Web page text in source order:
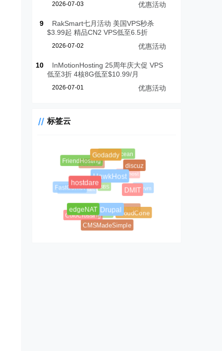
2026-07-03 优惠活动
9
RakSmart七月活动 美国VPS秒杀
$3.99起 精品CN2 VPS低至6.5折
2026-07-02 优惠活动
10
InMotionHosting 25周年庆大促 VPS
低至3折 4核8G低至$10.99/月
2026-07-01 优惠活动
标签云
Aquanx
Arvixe
BBS
bluehost
buyvm
CloudCone
CMSMadeSimple
ColoCrossing
Database Mart
DediPath
DigitalOcean
discuz
DMIT
Drupal
edgeNAT
FastComet
FriendHostingGodaddy
HawkHost
hostdare